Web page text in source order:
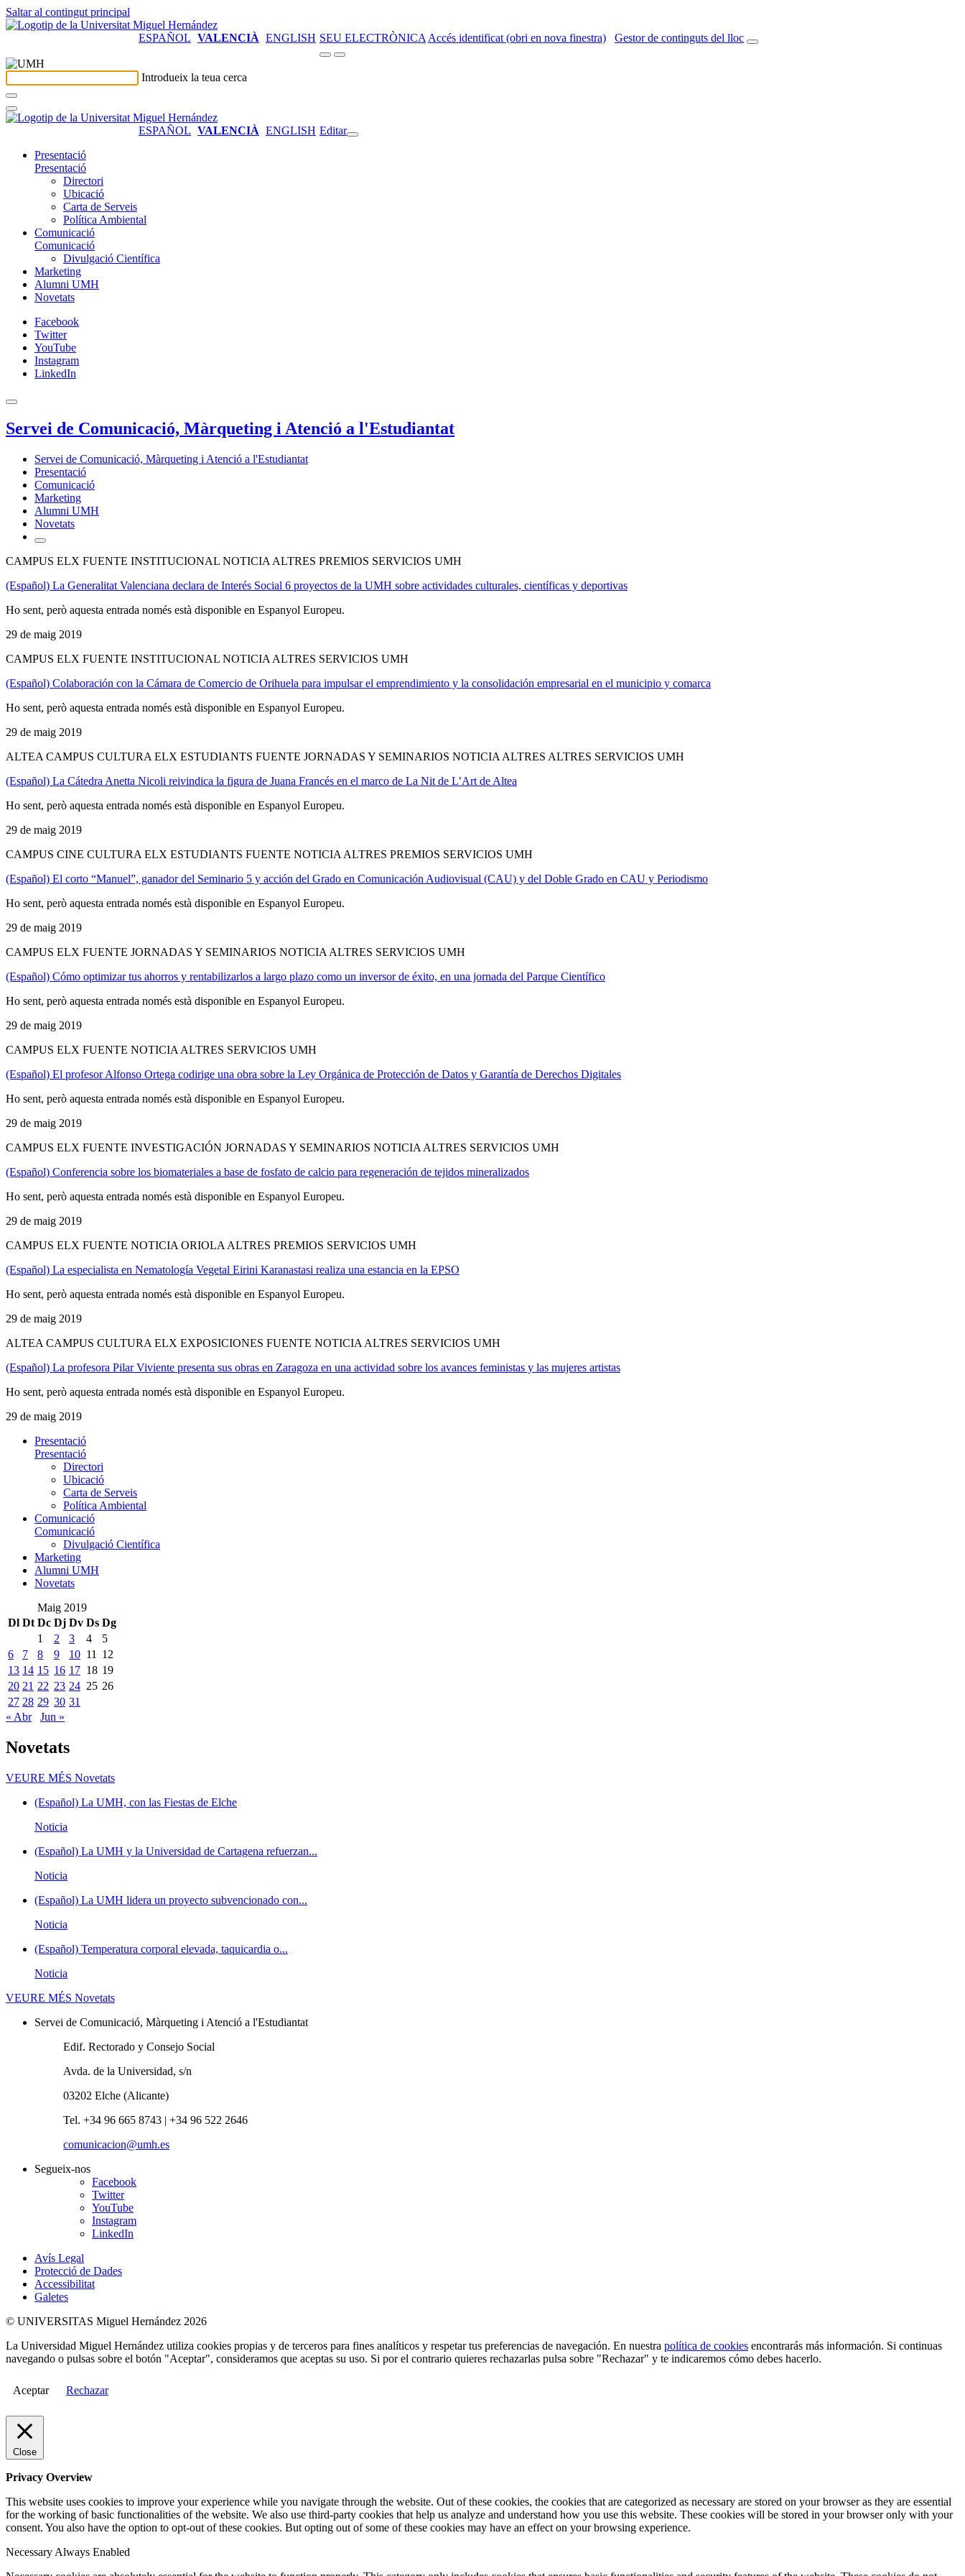
Saltar al contingut principal
ESPAÑOL VALENCIÀ ENGLISH SEU ELECTRÒNICA Accés identificat (obri en nova finestra) Gestor de continguts del lloc
Introdueix la teua cerca
ESPAÑOL VALENCIÀ ENGLISH Editar
Presentació
Presentació
Directori
Ubicació
Carta de Serveis
Política Ambiental
Comunicació
Comunicació
Divulgació Científica
Marketing
Alumni UMH
Novetats
Facebook
Twitter
YouTube
Instagram
LinkedIn
Servei de Comunicació, Màrqueting i Atenció a l'Estudiantat
Servei de Comunicació, Màrqueting i Atenció a l'Estudiantat
Presentació
Comunicació
Marketing
Alumni UMH
Novetats
CAMPUS ELX FUENTE INSTITUCIONAL NOTICIA ALTRES PREMIOS SERVICIOS UMH
(Español) La Generalitat Valenciana declara de Interés Social 6 proyectos de la UMH sobre actividades culturales, científicas y deportivas
Ho sent, però aquesta entrada només està disponible en Espanyol Europeu.
29 de maig 2019
CAMPUS ELX FUENTE INSTITUCIONAL NOTICIA ALTRES SERVICIOS UMH
(Español) Colaboración con la Cámara de Comercio de Orihuela para impulsar el emprendimiento y la consolidación empresarial en el municipio y comarca
Ho sent, però aquesta entrada només està disponible en Espanyol Europeu.
29 de maig 2019
ALTEA CAMPUS CULTURA ELX ESTUDIANTS FUENTE JORNADAS Y SEMINARIOS NOTICIA ALTRES ALTRES SERVICIOS UMH
(Español) La Cátedra Anetta Nicoli reivindica la figura de Juana Francés en el marco de La Nit de L’Art de Altea
Ho sent, però aquesta entrada només està disponible en Espanyol Europeu.
29 de maig 2019
CAMPUS CINE CULTURA ELX ESTUDIANTS FUENTE NOTICIA ALTRES PREMIOS SERVICIOS UMH
(Español) El corto “Manuel”, ganador del Seminario 5 y acción del Grado en Comunicación Audiovisual (CAU) y del Doble Grado en CAU y Periodismo
Ho sent, però aquesta entrada només està disponible en Espanyol Europeu.
29 de maig 2019
CAMPUS ELX FUENTE JORNADAS Y SEMINARIOS NOTICIA ALTRES SERVICIOS UMH
(Español) Cómo optimizar tus ahorros y rentabilizarlos a largo plazo como un inversor de éxito, en una jornada del Parque Científico
Ho sent, però aquesta entrada només està disponible en Espanyol Europeu.
29 de maig 2019
CAMPUS ELX FUENTE NOTICIA ALTRES SERVICIOS UMH
(Español) El profesor Alfonso Ortega codirige una obra sobre la Ley Orgánica de Protección de Datos y Garantía de Derechos Digitales
Ho sent, però aquesta entrada només està disponible en Espanyol Europeu.
29 de maig 2019
CAMPUS ELX FUENTE INVESTIGACIÓN JORNADAS Y SEMINARIOS NOTICIA ALTRES SERVICIOS UMH
(Español) Conferencia sobre los biomateriales a base de fosfato de calcio para regeneración de tejidos mineralizados
Ho sent, però aquesta entrada només està disponible en Espanyol Europeu.
29 de maig 2019
CAMPUS ELX FUENTE NOTICIA ORIOLA ALTRES PREMIOS SERVICIOS UMH
(Español) La especialista en Nematología Vegetal Eirini Karanastasi realiza una estancia en la EPSO
Ho sent, però aquesta entrada només està disponible en Espanyol Europeu.
29 de maig 2019
ALTEA CAMPUS CULTURA ELX EXPOSICIONES FUENTE NOTICIA ALTRES SERVICIOS UMH
(Español) La profesora Pilar Viviente presenta sus obras en Zaragoza en una actividad sobre los avances feministas y las mujeres artistas
Ho sent, però aquesta entrada només està disponible en Espanyol Europeu.
29 de maig 2019
Presentació
Presentació
Directori
Ubicació
Carta de Serveis
Política Ambiental
Comunicació
Comunicació
Divulgació Científica
Marketing
Alumni UMH
Novetats
Maig 2019
Dl Dt Dc Dj Dv Ds Dg
1
2 3 4
5
6
7 8 9 10 11
12
13 14 15 16 17 18 19
20 21 22 23 24 25 26
27 28 29 30 31
« Abr
Jun »
Novetats
VEURE MÉS Novetats
(Español) La UMH, con las Fiestas de Elche
Noticia
(Español) La UMH y la Universidad de Cartagena refuerzan...
Noticia
(Español) La UMH lidera un proyecto subvencionado con...
Noticia
(Español) Temperatura corporal elevada, taquicardia o...
Noticia
VEURE MÉS Novetats
Servei de Comunicació, Màrqueting i Atenció a l'Estudiantat
Edif. Rectorado y Consejo Social
Avda. de la Universidad, s/n
03202 Elche (Alicante)
Tel. +34 96 665 8743 | +34 96 522 2646
comunicacion@umh.es
Segueix-nos
Facebook
Twitter
YouTube
Instagram
LinkedIn
Avís Legal
Protecció de Dades
Accessibilitat
Galetes
© UNIVERSITAS Miguel Hernández 2026
La Universidad Miguel Hernández utiliza cookies propias y de terceros para fines analíticos y respetar tus preferencias de navegación. En nuestra política de cookies encontrarás más información. Si continuas
navegando o pulsas sobre el botón "Aceptar", consideramos que aceptas su uso. Si por el contrario quieres rechazarlas pulsa sobre "Rechazar" y te indicaremos cómo debes hacerlo.
Aceptar Rechazar
Close
Privacy Overview
This website uses cookies to improve your experience while you navigate through the website. Out of these cookies, the cookies that are categorized as necessary are stored on your browser as they are essential
for the working of basic functionalities of the website. We also use third-party cookies that help us analyze and understand how you use this website. These cookies will be stored in your browser only with your
consent. You also have the option to opt-out of these cookies. But opting out of some of these cookies may have an effect on your browsing experience.
Necessary Always Enabled